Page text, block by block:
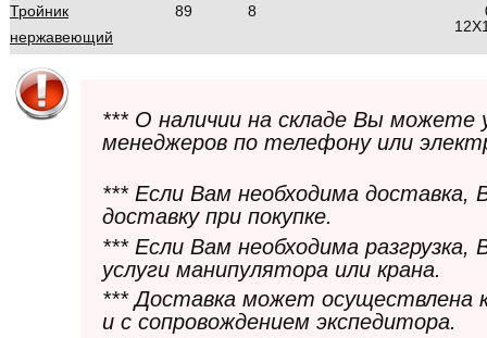
Тройник
нержавеющий
89 8
*** О наличии на складе Вы можете
менеджеров по телефону или
*** Если Вам необходима
доставку при покупке.
*** Если Вам необходима
услуги манипулятора или крана.
*** Доставка может осуществлена
и с сопровождением экспедитора.